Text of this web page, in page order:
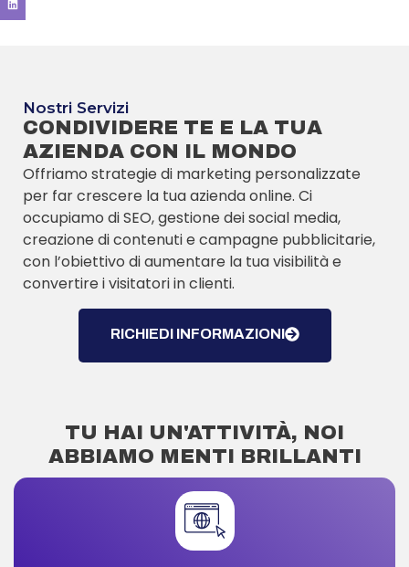
Nostri Servizi
CONDIVIDERE TE E LA TUA
AZIENDA CON IL MONDO
Offriamo strategie di marketing personalizzate
per far crescere la tua azienda online. Ci
occupiamo di SEO, gestione dei social media,
creazione di contenuti e campagne pubblicitarie,
con l’obiettivo di aumentare la tua visibilità e
convertire i visitatori in clienti.
RICHIEDI INFORMAZIONI
TU HAI UN'ATTIVITÀ, NOI
ABBIAMO MENTI BRILLANTI